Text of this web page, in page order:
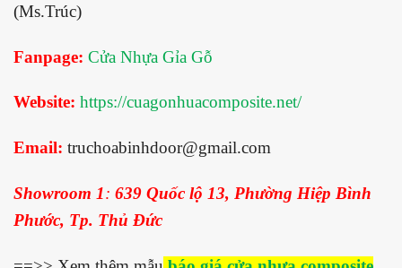
(Ms.Trúc)
Fanpage: Cửa Nhựa Gỉa Gỗ
Website: https://cuagonhuacomposite.net/
Email: truchoabinhdoor@gmail.com
Showroom 1: 639 Quốc lộ 13, Phường Hiệp Bình
Phước, Tp. Thủ Đức